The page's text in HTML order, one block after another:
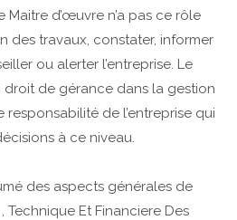
Maitre d’œuvre n’a pas ce rôle
des travaux, constater, informer
ou alerter l’entreprise. Le
droit de gérance dans la gestion
responsabilité de l’entreprise qui
à ce niveau.
des aspects générales de
Technique Et Financiere Des